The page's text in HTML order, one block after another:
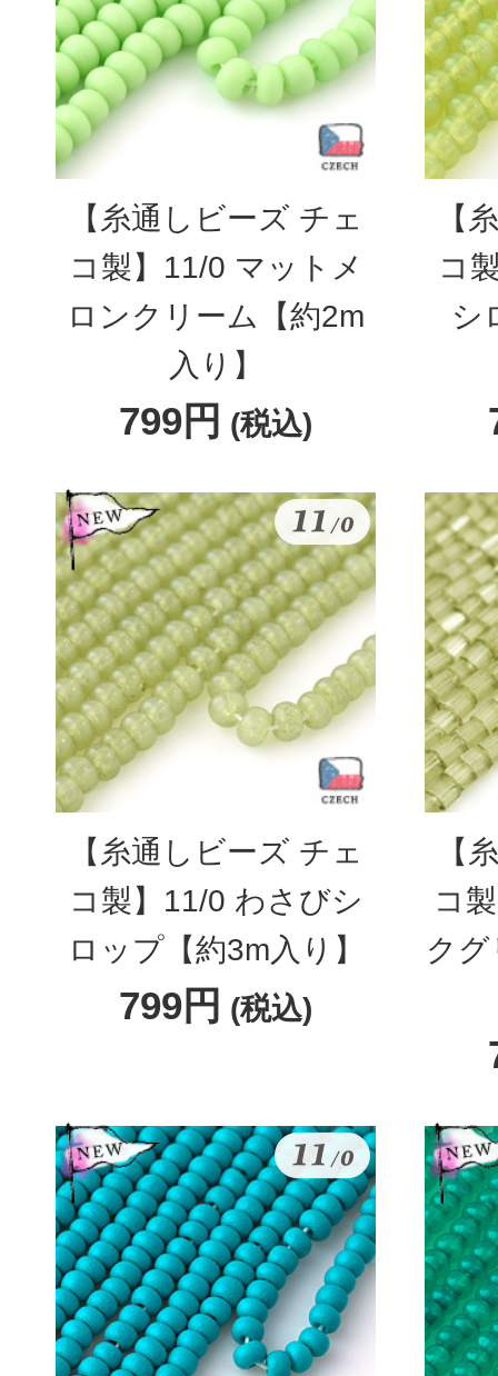
【糸通しビーズ チェ
コ製】11/0 マットメ
ロンクリーム【約2m
入り】
799円 (税込)
【
コ
シ
【糸通しビーズ チェ
コ製】11/0 わさびシ
ロップ【約3m入り】
799円 (税込)
【
コ
ク